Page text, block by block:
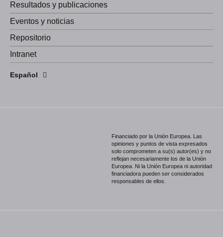
Resultados y publicaciones
Eventos y noticias
Repositorio
Intranet
Español
English
Português
Financiado por la Unión Europea. Las
opiniones y puntos de vista expresados
solo comprometen a su(s) autor(es) y no
reflejan necesariamente los de la Unión
Europea. Ni la Unión Europea ni autoridad
financiadora pueden ser considerados
responsables de ellos.